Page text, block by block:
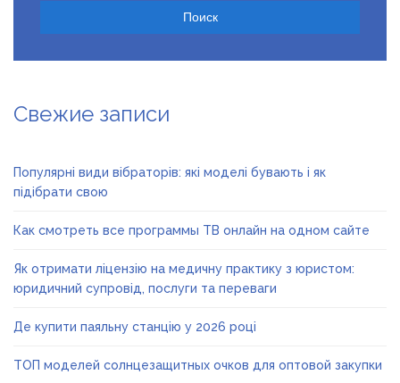
Свежие записи
Популярні види вібраторів: які моделі бувають і як
підібрати свою
Как смотреть все программы ТВ онлайн на одном сайте
Як отримати ліцензію на медичну практику з юристом:
юридичний супровід, послуги та переваги
Де купити паяльну станцію у 2026 році
ТОП моделей солнцезащитных очков для оптовой закупки